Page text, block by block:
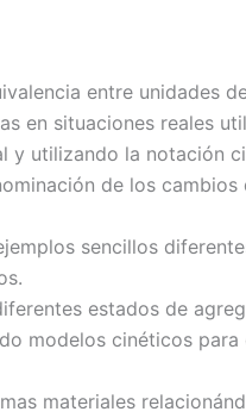
entre unidades
en situaciones reales
y utilizando la notación
de los cambios
sencillos
estados de
modelos cinéticos
materiales